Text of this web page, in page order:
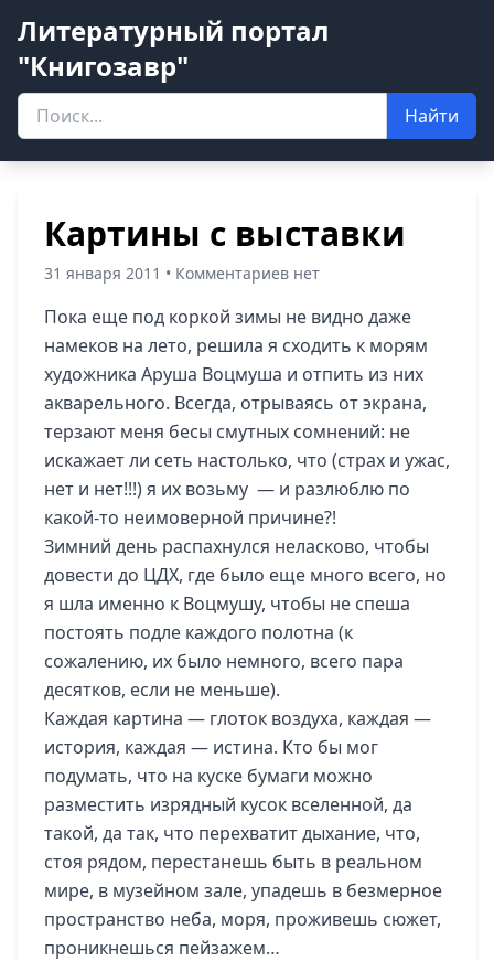
Литературный портал
"Книгозавр"
Найти
Картины с выставки
31 января 2011 • Комментариев нет
Пока еще под коркой зимы не видно даже
намеков на лето, решила я сходить к морям
художника Аруша Воцмуша и отпить из них
акварельного. Всегда, отрываясь от экрана,
терзают меня бесы смутных сомнений: не
искажает ли сеть настолько, что (страх и ужас,
нет и нет!!!) я их возьму — и разлюблю по
какой-то неимоверной причине?!
Зимний день распахнулся неласково, чтобы
довести до ЦДХ, где было еще много всего, но
я шла именно к Воцмушу, чтобы не спеша
постоять подле каждого полотна (к
сожалению, их было немного, всего пара
десятков, если не меньше).
Каждая картина — глоток воздуха, каждая —
история, каждая — истина. Кто бы мог
подумать, что на куске бумаги можно
разместить изрядный кусок вселенной, да
такой, да так, что перехватит дыхание, что,
стоя рядом, перестанешь быть в реальном
мире, в музейном зале, упадешь в безмерное
пространство неба, моря, проживешь сюжет,
проникнешься пейзажем…